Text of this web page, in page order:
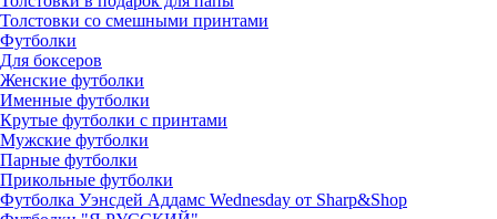
Толстовки со смешными принтами
Футболки
Для боксеров
Женские футболки
Именные футболки
Крутые футболки с принтами
Мужские футболки
Парные футболки
Прикольные футболки
Футболка Уэнсдей Аддамс Wednesday от Sharp&Shop